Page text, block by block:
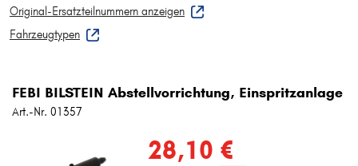
Original-Ersatzteilnummern anzeigen
Fahrzeugtypen
FEBI BILSTEIN Abstellvorrichtung, Einspritzanlage
Art.-Nr. 01357
28,10 €